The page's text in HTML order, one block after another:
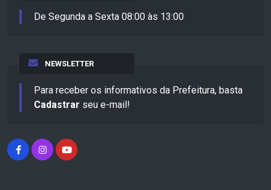
De Segunda a Sexta 08:00 às 13:00
NEWSLETTER
Para receber os informativos da Prefeitura, basta
Cadastrar seu e-mail!